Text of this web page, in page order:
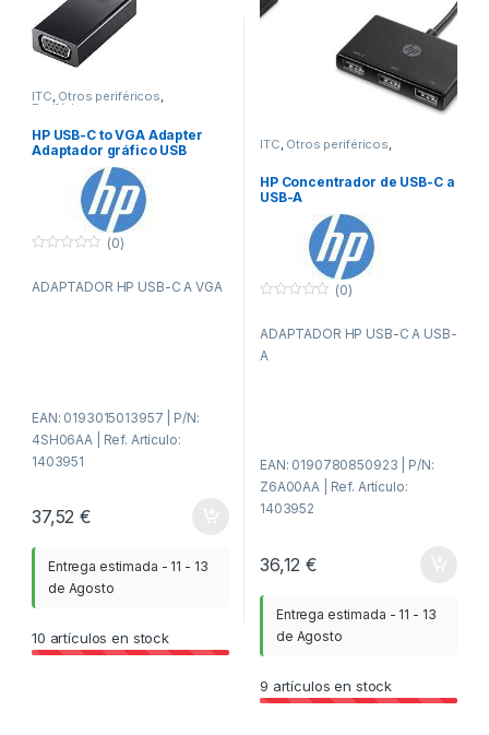
ITC, Otros periféricos,
Periféricos
HP USB-C to VGA Adapter
Adaptador gráfico USB
u
(0)
ADAPTADOR HP USB-C A VGA
EAN: 0193015013957 | P/N:
4SH06AA | Ref. Artículo:
1403951
37,52€
Entrega estimada - 11 - 13
de Agosto
10 artículos en stock
ITC Otros periféricos
Periféricos
HP Concentrador de USB-C a
USB-A
u
r
(0)
ADAPTADOR HP USB-C A USB-
A
EAN: 0190780850923 | P/N:
Z6A00AA | Ref. Artículo:
1403952
36,12€
Entrega estimada - 11 - 13
de Agosto
9 artículos en stock